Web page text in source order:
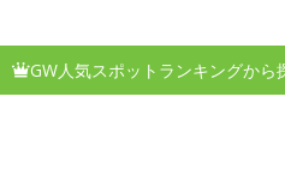
GW人気スポットランキングから